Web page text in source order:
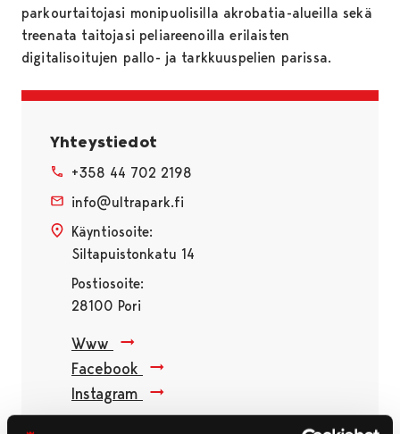
parkourtaitojasi monipuolisilla akrobatia-alueilla sekä
treenata taitojasi peliareenoilla erilaisten
digitalisoitujen pallo- ja tarkkuuspelien parissa.
Yhteystiedot
+358 44 702 2198
info@ultrapark.fi
Käyntiosoite:
Siltapuistonkatu 14
Postiosoite:
28100 Pori
Www
Facebook
Instagram